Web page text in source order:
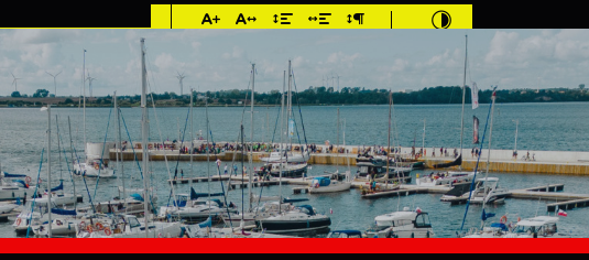
Imieniny: Sława,
Jakub, Stefan
MIESZKANIEC TURYSTYKA INWESTYCJE
17/2016